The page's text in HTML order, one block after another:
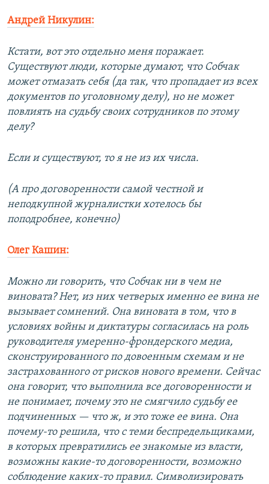
Андрей Никулин:
Кстати, вот это отдельно меня поражает.
Существуют люди, которые думают, что Собчак
может отмазать себя (да так, что пропадает из всех
документов по уголовному делу), но не может
повлиять на судьбу своих сотрудников по этому
делу?
Если и существуют, то я не из их числа.
(А про договоренности самой честной и
неподкупной журналистки хотелось бы
поподробнее, конечно)
Олег Кашин:
Можно ли говорить, что Собчак ни в чем не
виновата? Нет, из них четверых именно ее вина не
вызывает сомнений. Она виновата в том, что в
условиях войны и диктатуры согласилась на роль
руководителя умеренно-фрондерского медиа,
сконструированного по довоенным схемам и не
застрахованного от рисков нового времени. Сейчас
она говорит, что выполнила все договоренности и
не понимает, почему это не смягчило судьбу ее
подчиненных — что ж, и это тоже ее вина. Она
почему-то решила, что с теми беспредельщиками,
в которых превратились ее знакомые из власти,
возможны какие-то договоренности, возможно
соблюдение каких-то правил. Символизировать